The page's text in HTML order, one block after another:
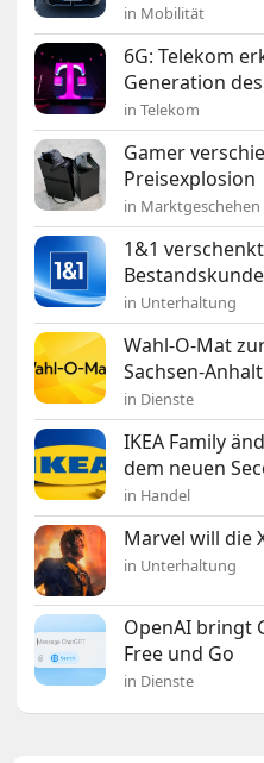
in Mobilität
6G: Telekom
Generation
in Telekom
Gamer
Preisexplosion
in Marktgeschehen
1&1
in Unterhaltung
Wahl-O-Mat
Sachsen-
in Dienste
IKEA Family
dem neuen
in Handel
Marvel will die
in Unterhaltung
OpenAI bringt
Free und Go
in Dienste